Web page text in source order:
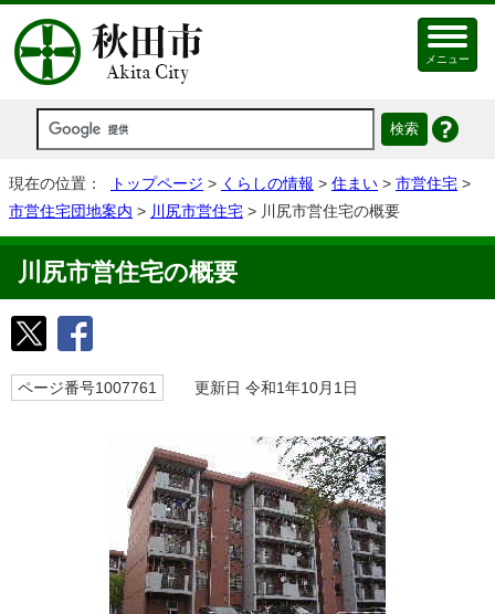
メニュー
現在の位置： トップページ > くらしの情報 > 住まい > 市営住宅 >
市営住宅団地案内 > 川尻市営住宅 > 川尻市営住宅の概要
川尻市営住宅の概要
ページ番号1007761 更新日 令和1年10月1日